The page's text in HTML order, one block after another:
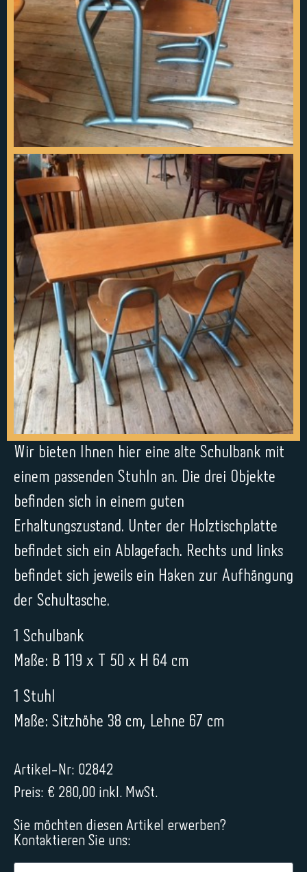
Wir bieten Ihnen hier eine alte Schulbank mit
einem passenden Stuhln an. Die drei Objekte
befinden sich in einem guten
Erhaltungszustand. Unter der Holztischplatte
befindet sich ein Ablagefach. Rechts und links
befindet sich jeweils ein Haken zur Aufhängung
der Schultasche.
1 Schulbank
Maße: B 119 x T 50 x H 64 cm
1 Stuhl
Maße: Sitzhöhe 38 cm, Lehne 67 cm
Artikel-Nr: 02842
Preis: € 280,00 inkl. MwSt.
Sie möchten diesen Artikel erwerben?
Kontaktieren Sie uns: